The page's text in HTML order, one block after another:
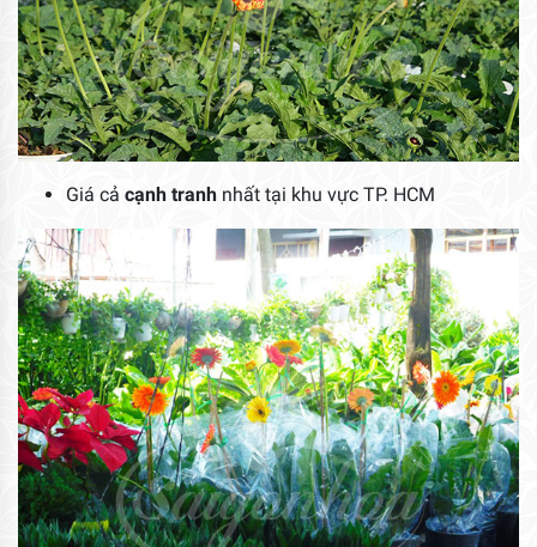
Giá cả cạnh tranh nhất tại khu vực TP. HCM